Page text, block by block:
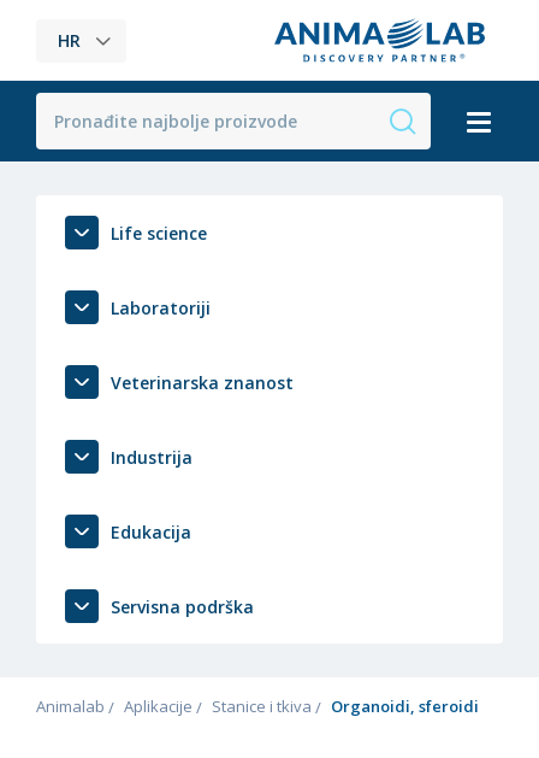
HR
Life science
Laboratoriji
Veterinarska znanost
Industrija
Edukacija
Servisna podrška
Animalab Aplikacije Stanice i tkiva Organoidi, sferoidi